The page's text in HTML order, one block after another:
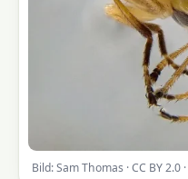
Bild: Sam Thomas · CC BY 2.0 ·